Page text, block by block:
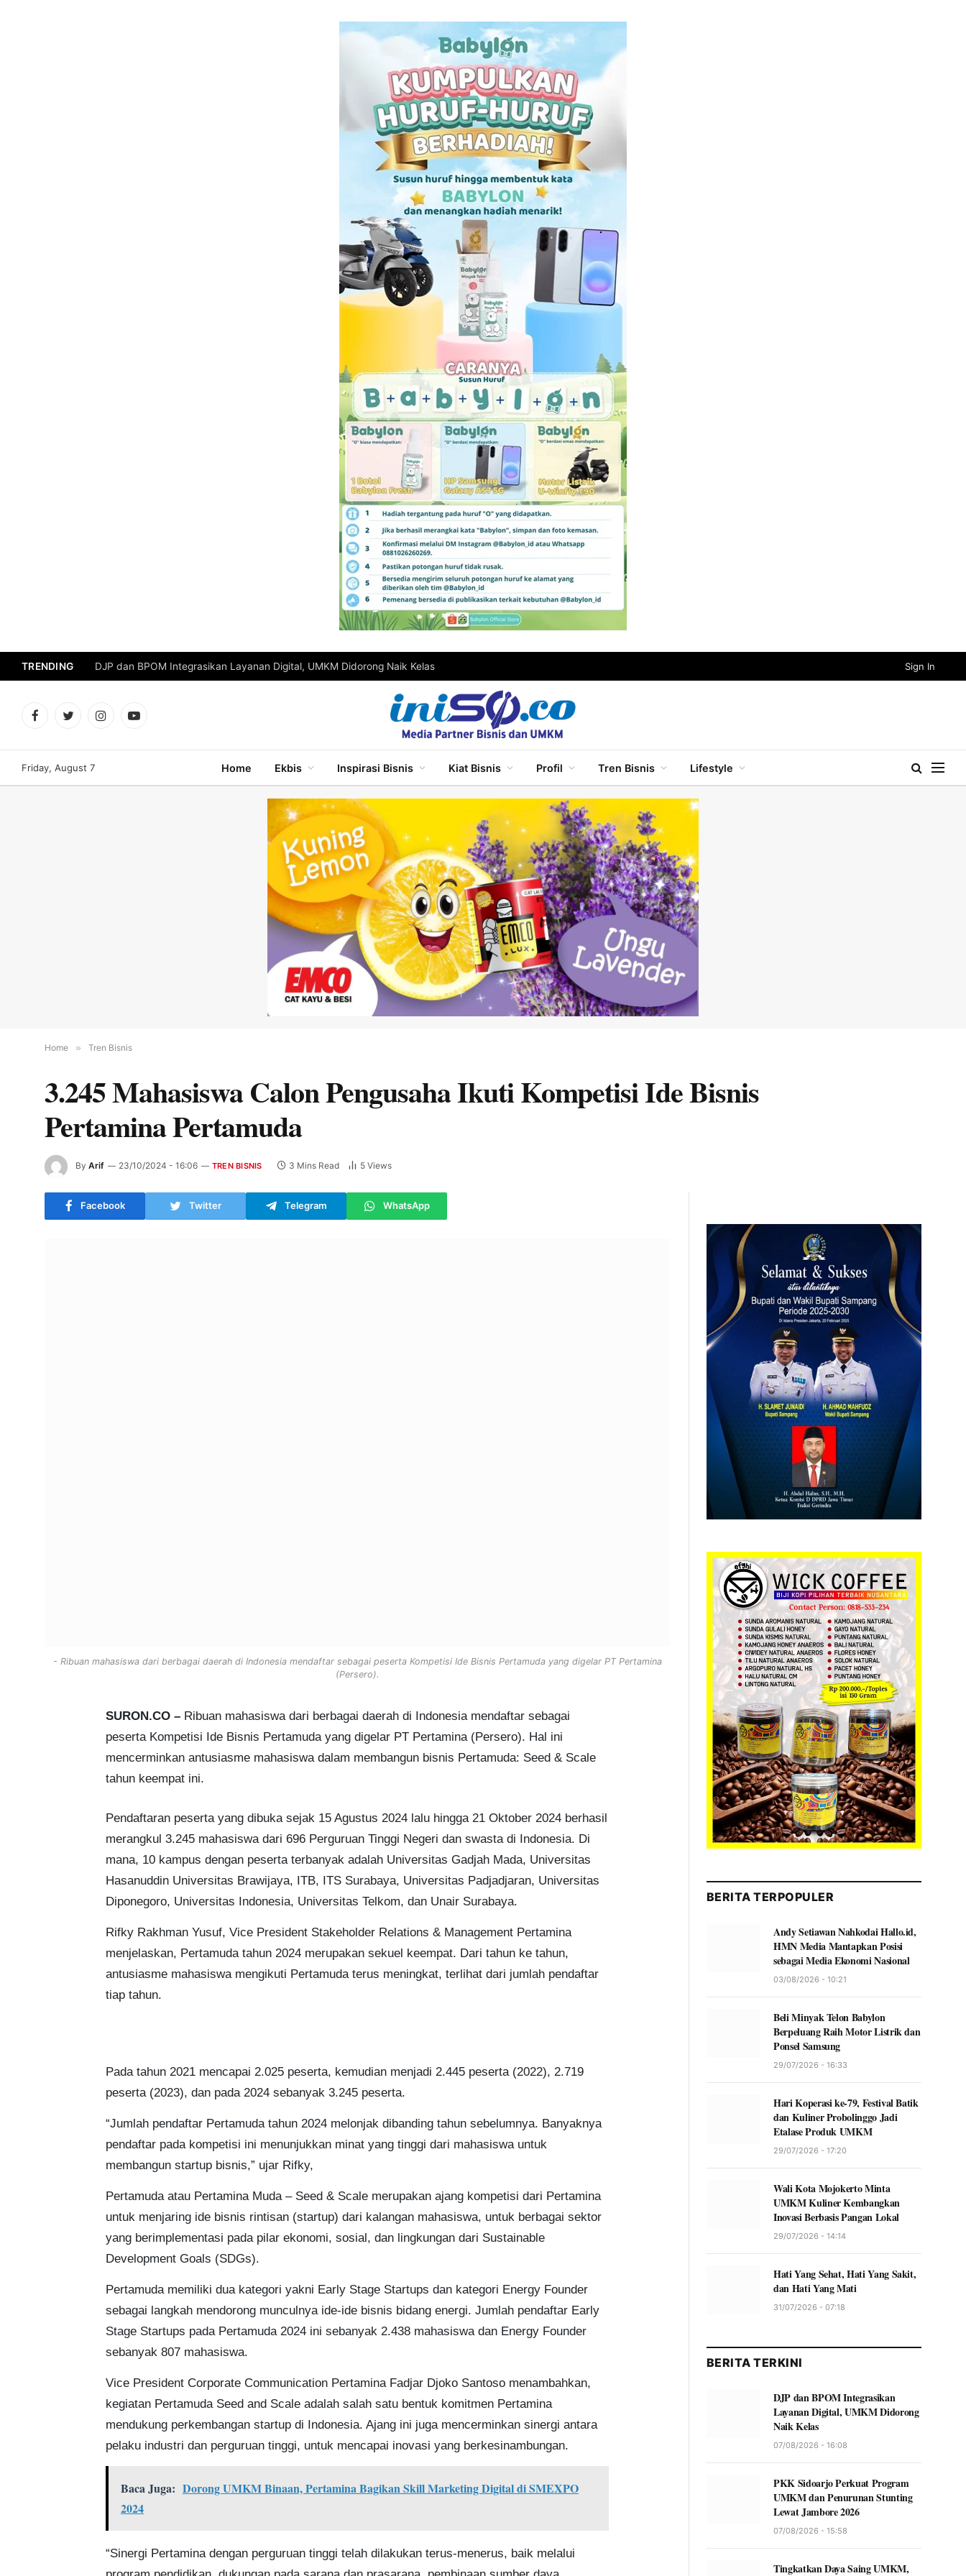
TRENDING DJP dan BPOM Integrasikan Layanan Digital, UMKM Didorong Naik Kelas Sign In
FacebookTwitterInstagramYouTube
Friday, August 7 Home Ekbis Inspirasi Bisnis Kiat Bisnis Profil Tren Bisnis Lifestyle
Home » Tren Bisnis
3.245 Mahasiswa Calon Pengusaha Ikuti Kompetisi Ide Bisnis
Pertamina Pertamuda
By Arif 23/10/2024 - 16:06 TREN BISNIS 3 Mins Read 5Views
Facebook Twitter Telegram WhatsApp
- Ribuan mahasiswa dari berbagai daerah di Indonesia mendaftar sebagai peserta Kompetisi Ide Bisnis Pertamuda yang digelar PT Pertamina
(Persero).
SURON.CO – Ribuan mahasiswa dari berbagai daerah di Indonesia mendaftar sebagai
peserta Kompetisi Ide Bisnis Pertamuda yang digelar PT Pertamina (Persero). Hal ini
mencerminkan antusiasme mahasiswa dalam membangun bisnis Pertamuda: Seed & Scale
tahun keempat ini.
Pendaftaran peserta yang dibuka sejak 15 Agustus 2024 lalu hingga 21 Oktober 2024 berhasil
merangkul 3.245 mahasiswa dari 696 Perguruan Tinggi Negeri dan swasta di Indonesia. Di
mana, 10 kampus dengan peserta terbanyak adalah Universitas Gadjah Mada, Universitas
Hasanuddin Universitas Brawijaya, ITB, ITS Surabaya, Universitas Padjadjaran, Universitas
Diponegoro, Universitas Indonesia, Universitas Telkom, dan Unair Surabaya.
Rifky Rakhman Yusuf, Vice President Stakeholder Relations & Management Pertamina
menjelaskan, Pertamuda tahun 2024 merupakan sekuel keempat. Dari tahun ke tahun,
antusiasme mahasiswa mengikuti Pertamuda terus meningkat, terlihat dari jumlah pendaftar
tiap tahun.
Pada tahun 2021 mencapai 2.025 peserta, kemudian menjadi 2.445 peserta (2022), 2.719
peserta (2023), dan pada 2024 sebanyak 3.245 peserta.
“Jumlah pendaftar Pertamuda tahun 2024 melonjak dibanding tahun sebelumnya. Banyaknya
pendaftar pada kompetisi ini menunjukkan minat yang tinggi dari mahasiswa untuk
membangun startup bisnis,” ujar Rifky,
Pertamuda atau Pertamina Muda – Seed & Scale merupakan ajang kompetisi dari Pertamina
untuk menjaring ide bisnis rintisan (startup) dari kalangan mahasiswa, untuk berbagai sektor
yang berimplementasi pada pilar ekonomi, sosial, dan lingkungan dari Sustainable
Development Goals (SDGs).
Pertamuda memiliki dua kategori yakni Early Stage Startups dan kategori Energy Founder
sebagai langkah mendorong munculnya ide-ide bisnis bidang energi. Jumlah pendaftar Early
Stage Startups pada Pertamuda 2024 ini sebanyak 2.438 mahasiswa dan Energy Founder
sebanyak 807 mahasiswa.
Vice President Corporate Communication Pertamina Fadjar Djoko Santoso menambahkan,
kegiatan Pertamuda Seed and Scale adalah salah satu bentuk komitmen Pertamina
mendukung perkembangan startup di Indonesia. Ajang ini juga mencerminkan sinergi antara
pelaku industri dan perguruan tinggi, untuk mencapai inovasi yang berkesinambungan.
Baca Juga: Dorong UMKM Binaan, Pertamina Bagikan Skill Marketing Digital di SMEXPO
2024
“Sinergi Pertamina dengan perguruan tinggi telah dilakukan terus-menerus, baik melalui
BERITA TERPOPULER
Andy Setiawan Nahkodai Hallo.id,
HMN Media Mantapkan Posisi
sebagai Media Ekonomi Nasional
03/08/2026 - 10:21
Beli Minyak Telon Babylon
Berpeluang Raih Motor Listrik dan
Ponsel Samsung
29/07/2026 - 16:33
Hari Koperasi ke-79, Festival Batik
dan Kuliner Probolinggo Jadi
Etalase Produk UMKM
29/07/2026 - 17:20
Wali Kota Mojokerto Minta
UMKM Kuliner Kembangkan
Inovasi Berbasis Pangan Lokal
29/07/2026 - 14:14
Hati Yang Sehat, Hati Yang Sakit,
dan Hati Yang Mati
31/07/2026 - 07:18
BERITA TERKINI
DJP dan BPOM Integrasikan
Layanan Digital, UMKM Didorong
Naik Kelas
07/08/2026 - 16:08
PKK Sidoarjo Perkuat Program
UMKM dan Penurunan Stunting
Lewat Jambore 2026
07/08/2026 - 15:58
Tingkatkan Daya Saing UMKM,